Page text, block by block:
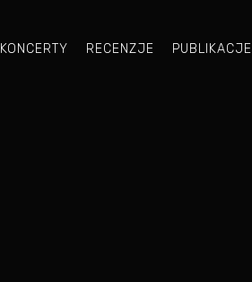
KONCERTY RECENZJE PUBLIKACJE